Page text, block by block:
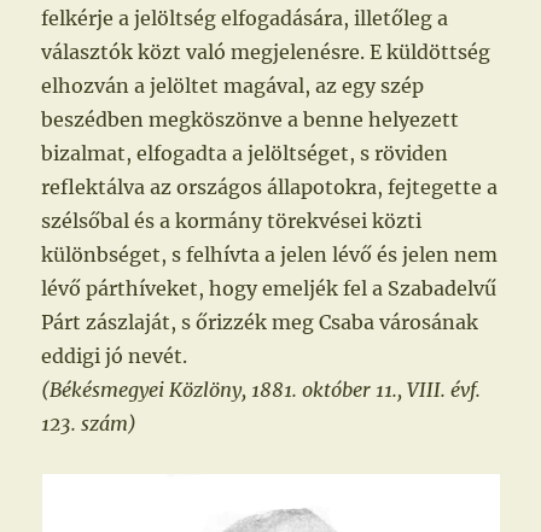
felkérje a jelöltség elfogadására, illetőleg a
választók közt való megjelenésre. E küldöttség
elhozván a jelöltet magával, az egy szép
beszédben megköszönve a benne helyezett
bizalmat, elfogadta a jelöltséget, s röviden
reflektálva az országos állapotokra, fejtegette a
szélsőbal és a kormány törekvései közti
különbséget, s felhívta a jelen lévő és jelen nem
lévő párthíveket, hogy emeljék fel a Szabadelvű
Párt zászlaját, s őrizzék meg Csaba városának
eddigi jó nevét.
(Békésmegyei Közlöny, 1881. október 11., VIII. évf.
123. szám)